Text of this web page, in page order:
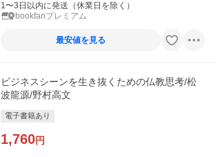
1〜3日以内に発送（休業日を除く）
bookfanプレミアム
最安値を見る
ビジネスシーンを生き抜くための仏教思考/松
波龍源/野村高文
電子書籍あり
1,760円